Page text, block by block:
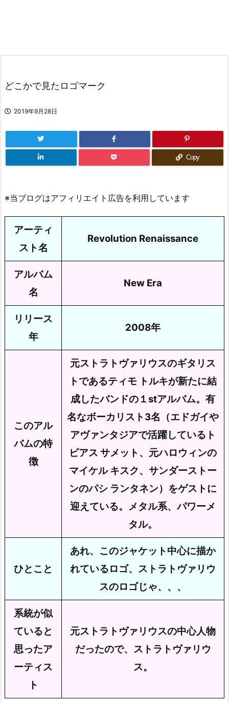
どこかで見たロゴマーク
2019年9月28日
Copy
※当ブログはアフィリエイト広告を利用しています
アーティ
スト名
Revolution Renaissance
アルバム
名
New Era
リリース
年
2008年
このアル
バムの特
徴
元ストラトヴァリウスのギタリス
トであるティモ トルキが新たに結
成したバンドの１stアルバム。有
名なボーカリスト3名（エドガイや
アヴァンタジアで活躍しているト
ビアス サメット、元ハロウィンの
マイケル キスク、サンダーストー
ンのパシ ランタネン）をゲストに
迎えている。メタル系、パワーメ
タル。
ひとこと
あれ、このジャケット中心に描か
れているロゴ、ストラトヴァリウ
スのロゴじゃ、、、
系統が似
ていると
思ったア
ーティス
ト
元ストラトヴァリウスの中心人物
だったので、ストラトヴァリウ
ス。